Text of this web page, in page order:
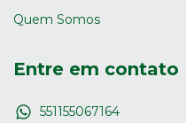
Quem Somos
Entre em contato
551155067164